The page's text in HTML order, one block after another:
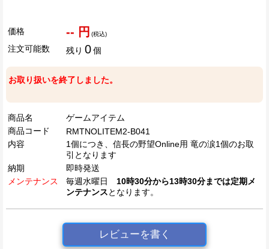
価格 -- 円 (税込)
注文可能数 残り 0個
お取り扱いを終了しました。
商品名
ゲームアイテム
商品コード
RMTNOLITEM2-B041
内容
1個につき、信長の野望Online用 竜の涙1個のお取
引となります
納期
即時発送
メンテナンス
毎週水曜日 10時30分から13時30分までは定期メ
ンテナンスとなります。
レビューを書く